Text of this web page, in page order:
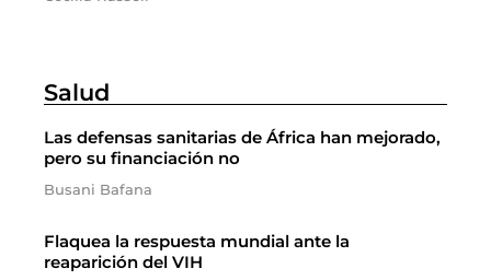
Salud
Las defensas sanitarias de África han mejorado,
pero su financiación no
Busani Bafana
Flaquea la respuesta mundial ante la
reaparición del VIH